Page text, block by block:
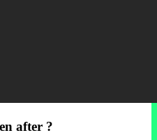
after ?